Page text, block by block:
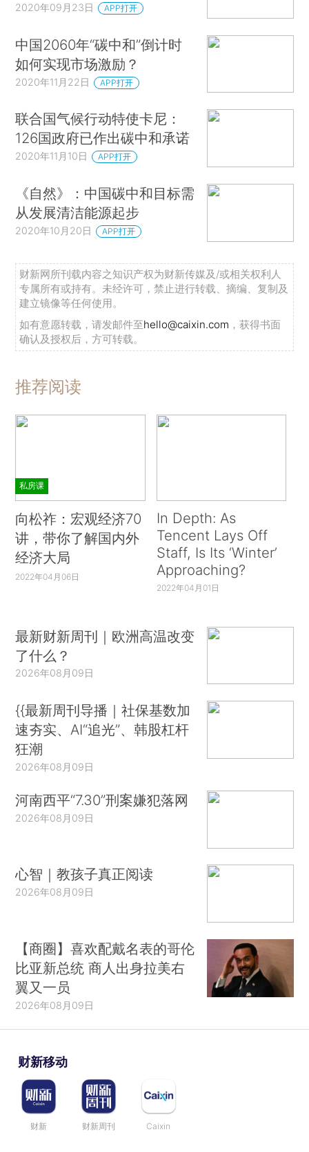
2020年09月23日 APP打开
中国2060年“碳中和”倒计时
如何实现市场激励？
2020年11月22日 APP打开
联合国气候行动特使卡尼：
126国政府已作出碳中和承诺
2020年11月10日 APP打开
《自然》：中国碳中和目标需
从发展清洁能源起步
2020年10月20日 APP打开
财新网所刊载内容之知识产权为财新传媒及/或相关权利人
专属所有或持有。未经许可，禁止进行转载、摘编、复制及
建立镜像等任何使用。
如有意愿转载，请发邮件至hello@caixin.com ，获得书面
确认及授权后，方可转载。
推荐阅读
私房课
向松祚：宏观经济70
讲，带你了解国内外
经济大局
2022年04月06日
In Depth: As
Tencent Lays Off
Staff, Is Its ‘Winter’
Approaching?
2022年04月01日
最新财新周刊｜欧洲高温改变
了什么？
2026年08月09日
{{最新周刊导播｜社保基数加
速夯实、AI“追光”、韩股杠杆
狂潮
2026年08月09日
河南西平“7.30”刑案嫌犯落网
2026年08月09日
心智｜教孩子真正阅读
2026年08月09日
【商圈】喜欢配戴名表的哥伦
比亚新总统 商人出身拉美右
翼又一员
2026年08月09日
财新移动
财新 财新周刊 Caixin